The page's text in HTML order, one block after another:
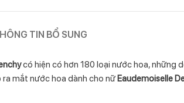
TIN BỔ SUNG
có hiện có hơn 180 loại nước hoa, những
mắt nước hoa dành cho nữEaudemoiselle